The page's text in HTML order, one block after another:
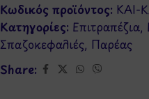
Κωδικός προϊόντος: KAI-
Κατηγορίες: Επιτραπέζια,
Σπαζοκεφαλιές, Παρέας
Share: